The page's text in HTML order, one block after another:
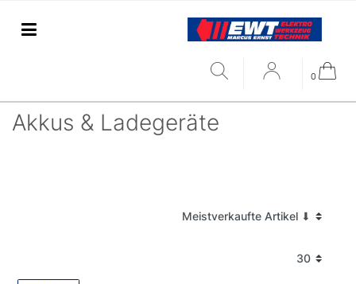
0
Akkus & Ladegeräte